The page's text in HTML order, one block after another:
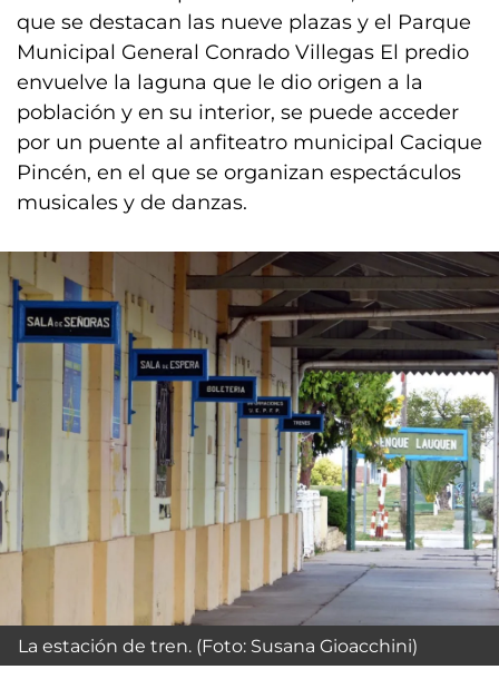
que se destacan las nueve plazas y el Parque
Municipal General Conrado Villegas El predio
envuelve la laguna que le dio origen a la
población y en su interior, se puede acceder
por un puente al anfiteatro municipal Cacique
Pincén, en el que se organizan espectáculos
musicales y de danzas.
La estación de tren. (Foto: Susana Gioacchini)